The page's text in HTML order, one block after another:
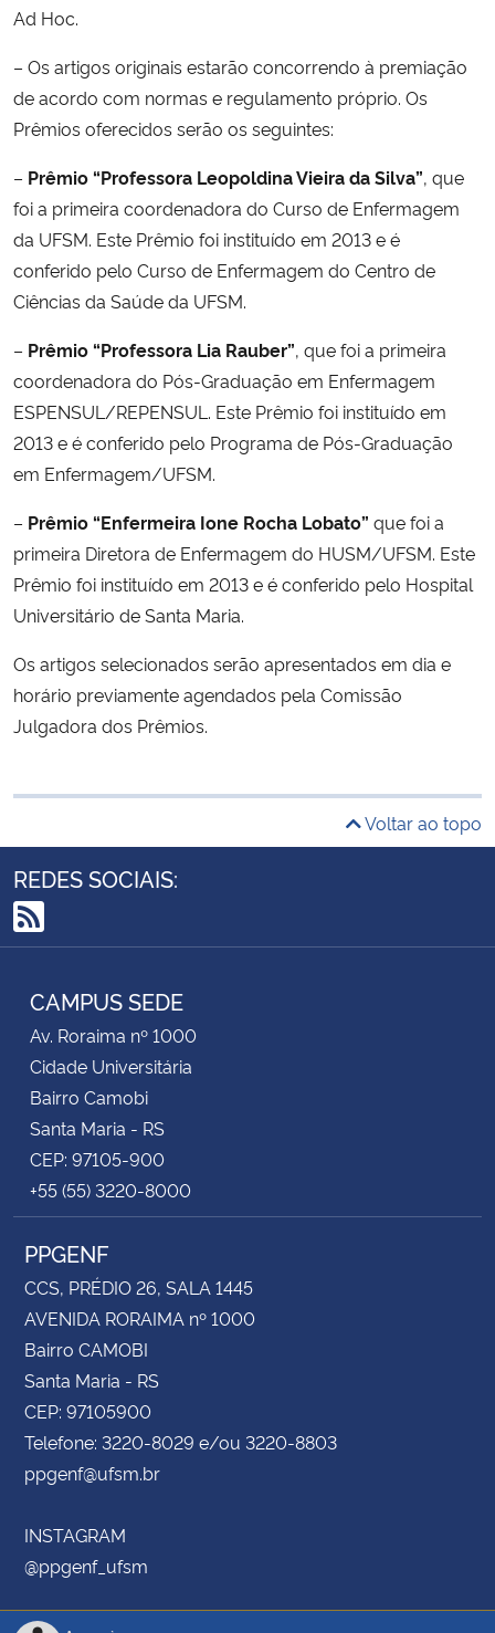
Ad Hoc.
– Os artigos originais estarão concorrendo à premiação
de acordo com normas e regulamento próprio. Os
Prêmios oferecidos serão os seguintes:
– Prêmio “Professora Leopoldina Vieira da Silva”, que
foi a primeira coordenadora do Curso de Enfermagem
da UFSM. Este Prêmio foi instituído em 2013 e é
conferido pelo Curso de Enfermagem do Centro de
Ciências da Saúde da UFSM.
– Prêmio “Professora Lia Rauber”, que foi a primeira
coordenadora do Pós-Graduação em Enfermagem
ESPENSUL/REPENSUL. Este Prêmio foi instituído em
2013 e é conferido pelo Programa de Pós-Graduação
em Enfermagem/UFSM.
– Prêmio “Enfermeira Ione Rocha Lobato” que foi a
primeira Diretora de Enfermagem do HUSM/UFSM. Este
Prêmio foi instituído em 2013 e é conferido pelo Hospital
Universitário de Santa Maria.
Os artigos selecionados serão apresentados em dia e
horário previamente agendados pela Comissão
Julgadora dos Prêmios.
Voltar ao topo
REDES SOCIAIS:
RSS
CAMPUS SEDE
Av. Roraima nº 1000
Cidade Universitária
Bairro Camobi
Santa Maria - RS
CEP: 97105-900
+55 (55) 3220-8000
PPGENF
CCS, PRÉDIO 26, SALA 1445
AVENIDA RORAIMA nº 1000
Bairro CAMOBI
Santa Maria - RS
CEP: 97105900
Telefone: 3220-8029 e/ou 3220-8803
ppgenf@ufsm.br
INSTAGRAM
@ppgenf_ufsm